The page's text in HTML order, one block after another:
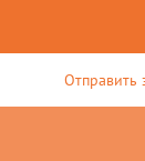
Отправить